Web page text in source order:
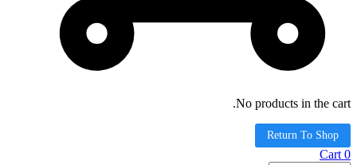
No products in the cart.
Return To Shop
0
Cart